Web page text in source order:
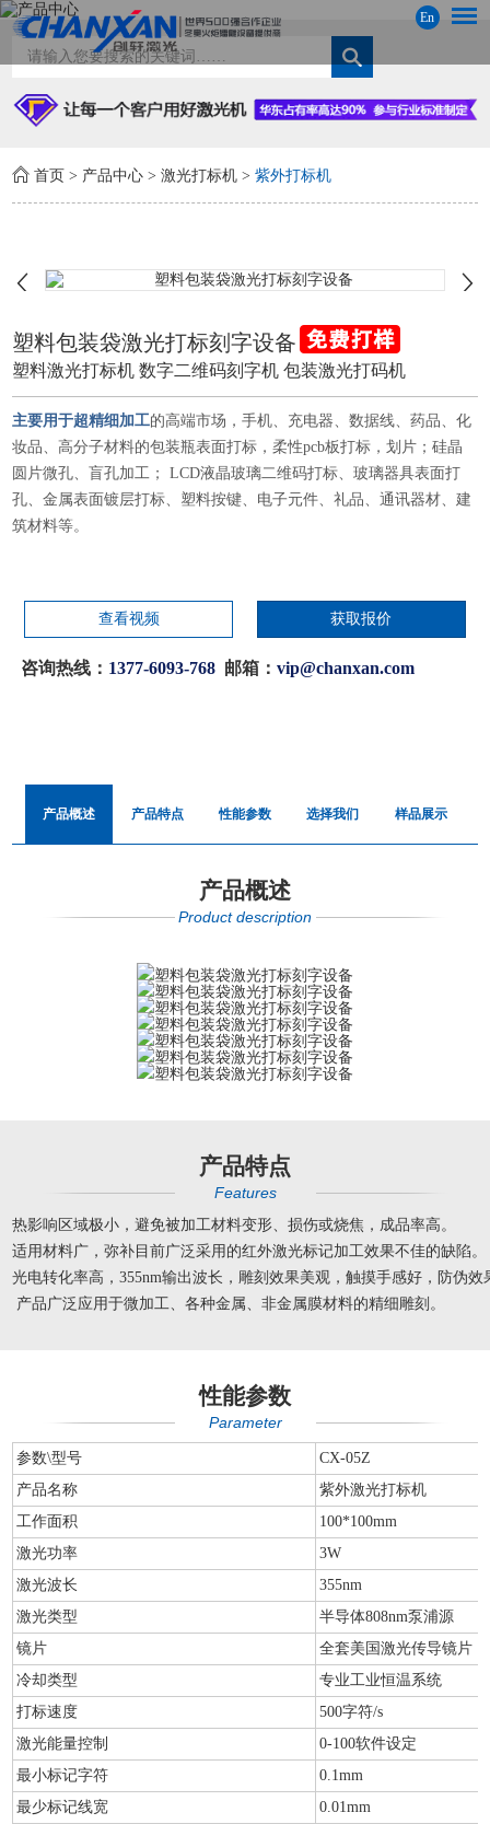
En
首页 > 产品中心 >激光打标机 >紫外打标机
塑料包装袋激光打标刻字设备
塑料激光打标机 数字二维码刻字机 包装激光打码机
主要用于超精细加工的高端市场，手机、充电器、数据线、药品、化
妆品、高分子材料的包装瓶表面打标，柔性pcb板打标，划片；硅晶
圆片微孔、盲孔加工； LCD液晶玻璃二维码打标、玻璃器具表面打
孔、金属表面镀层打标、塑料按键、电子元件、礼品、通讯器材、建
筑材料等。
查看视频 获取报价
咨询热线： 1377-6093-768 邮箱：vip@chanxan.com
产品概述 产品特点 性能参数 选择我们 样品展示
产品概述
Product description
产品特点
Features
热影响区域极小，避免被加工材料变形、损伤或烧焦，成品率高。
适用材料广，弥补目前广泛采用的红外激光标记加工效果不佳的缺陷。
光电转化率高，355nm输出波长，雕刻效果美观，触摸手感好，防伪效
产品广泛应用于微加工、各种金属、非金属膜材料的精细雕刻。
性能参数
Parameter
参数\型号
CX-05Z
产品名称
紫外激光打标机
工作面积
100*100mm
激光功率
3W
激光波长
355nm
激光类型
半导体808nm泵浦源
镜片
全套美国激光传导镜片
冷却类型
专业工业恒温系统
打标速度
500字符/s
激光能量控制
0-100软件设定
最小标记字符
0.1mm
最少标记线宽
0.01mm